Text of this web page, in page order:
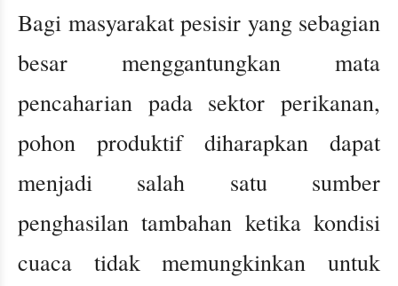
Bagi masyarakat pesisir yang sebagian
besar menggantungkan mata
pencaharian pada sektor perikanan,
pohon produktif diharapkan dapat
menjadi salah satu sumber
penghasilan tambahan ketika kondisi
cuaca tidak memungkinkan untuk